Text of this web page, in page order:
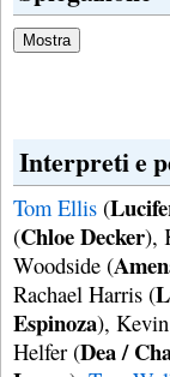
Interpreti e
Tom Ellis (
(Chloe Decker),
Woodside (
Rachael Harris (
Espinoza),
Helfer (Dea /